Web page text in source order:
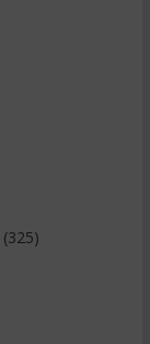
(325)